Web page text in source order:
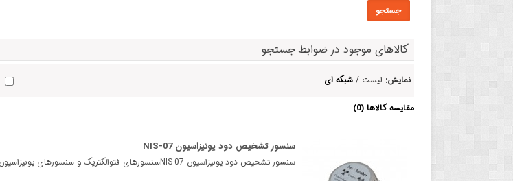
جستجو
کالاهای موجود در ضوابط جستجو
نمایش: لیست /شبکه ای
مقایسه کالاها (0)
سنسور تشخیص دود یونیزاسیون NIS-07
سنسور تشخیص دود یونیزاسیون NIS-07سنسورهای فتوالکتریک و سنسورهای یونیزاسیون دو نوع از حسگرهای دود می ..